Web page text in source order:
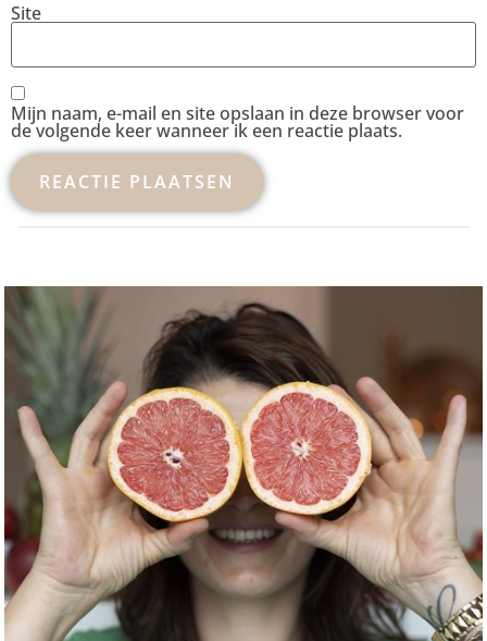
Site
Mijn naam, e-mail en site opslaan in deze browser voor
de volgende keer wanneer ik een reactie plaats.